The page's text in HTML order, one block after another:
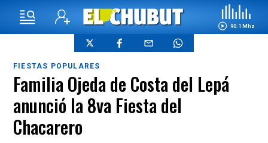
90.1 Mhz
FIESTAS POPULARES
Familia Ojeda de Costa del Lepá
anunció la 8va Fiesta del
Chacarero